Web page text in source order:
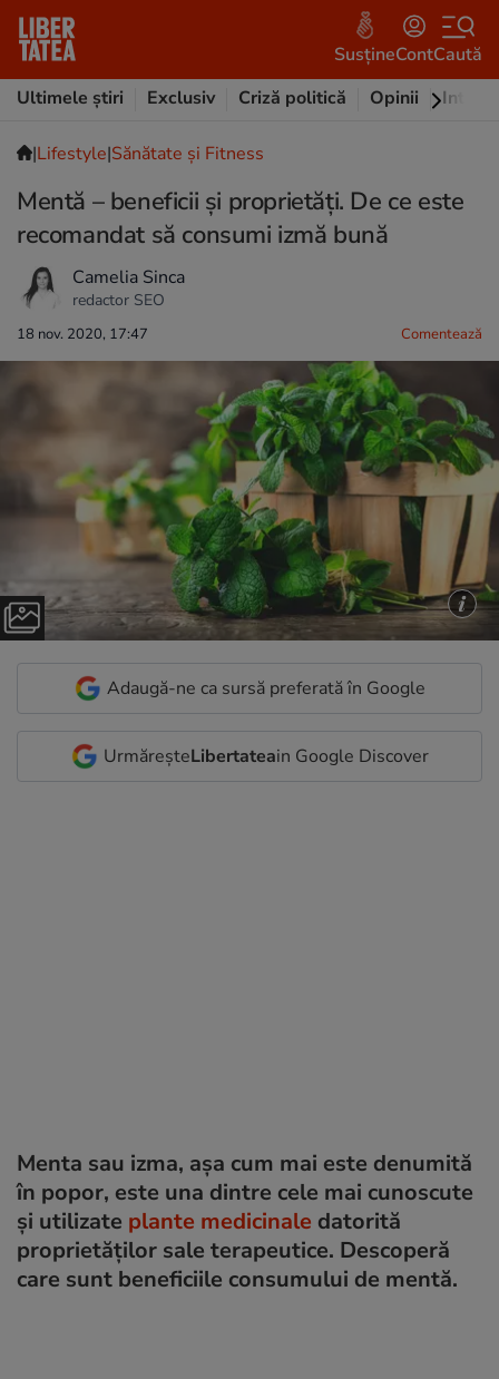
SusțineContCaută
Ultimele știri
Exclusiv Criză politică Opinii
|Lifestyle|Sănătate și Fitness
Mentă – beneficii și proprietăți. De ce este
recomandat să consumi izmă bună
Camelia Sinca
redactor SEO
18 nov. 2020, 17:47 Comentează
Adaugă-ne ca sursă preferată în Google
UrmăreșteLibertateain Google Discover
Menta sau izma, așa cum mai este denumită
în popor, este una dintre cele mai cunoscute
și utilizate plante medicinale datorită
proprietăților sale terapeutice. Descoperă
care sunt beneficiile consumului de mentă.